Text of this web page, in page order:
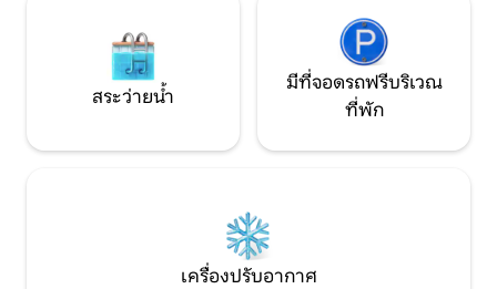
สระว่ายน้ำ
มีที่จอดรถฟรีบริเวณ
ที่พัก
เครื่องปรับอากาศ